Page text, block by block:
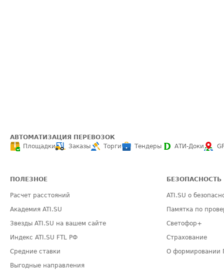
АВТОМАТИЗАЦИЯ ПЕРЕВОЗОК
Площадки
Заказы Торги Тендеры АТИ-Доки
ПОЛЕЗНОЕ
Расчет расстояний
Академия ATI.SU
Звезды ATI.SU на вашем сайте
Индекс ATI.SU FTL РФ
Средние ставки
Выгодные направления
БЕЗОПАСНОСТЬ
ATI.SU о
Памятка по
Светофор+
Страхование
О формировании